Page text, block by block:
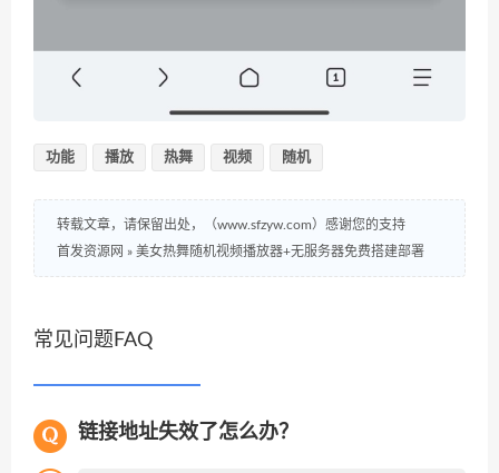
功能 播放 热舞 视频 随机
转载文章，请保留出处，（www.sfzyw.com）感谢您的支持
首发资源网 » 美女热舞随机视频播放器+无服务器免费搭建部署
常见问题FAQ
链接地址失效了怎么办？